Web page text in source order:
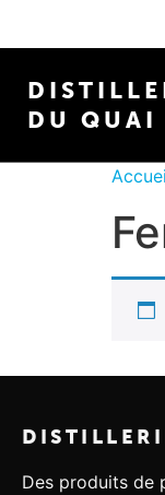
DU QUAI
Des produits de